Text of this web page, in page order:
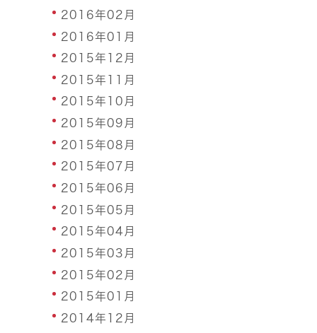
2016年02月
2016年01月
2015年12月
2015年11月
2015年10月
2015年09月
2015年08月
2015年07月
2015年06月
2015年05月
2015年04月
2015年03月
2015年02月
2015年01月
2014年12月